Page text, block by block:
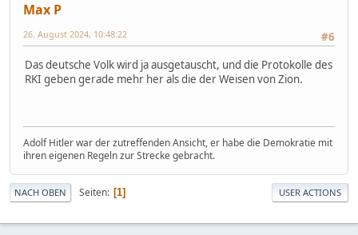
Max P
#6
26. August 2024, 10:48:22
Das deutsche Volk wird ja ausgetauscht, und die Protokolle des
RKI geben gerade mehr her als die der Weisen von Zion.
Adolf Hitler war der zutreffenden Ansicht, er habe die Demokratie mit
ihren eigenen Regeln zur Strecke gebracht.
NACH OBEN Seiten 1 USER ACTIONS